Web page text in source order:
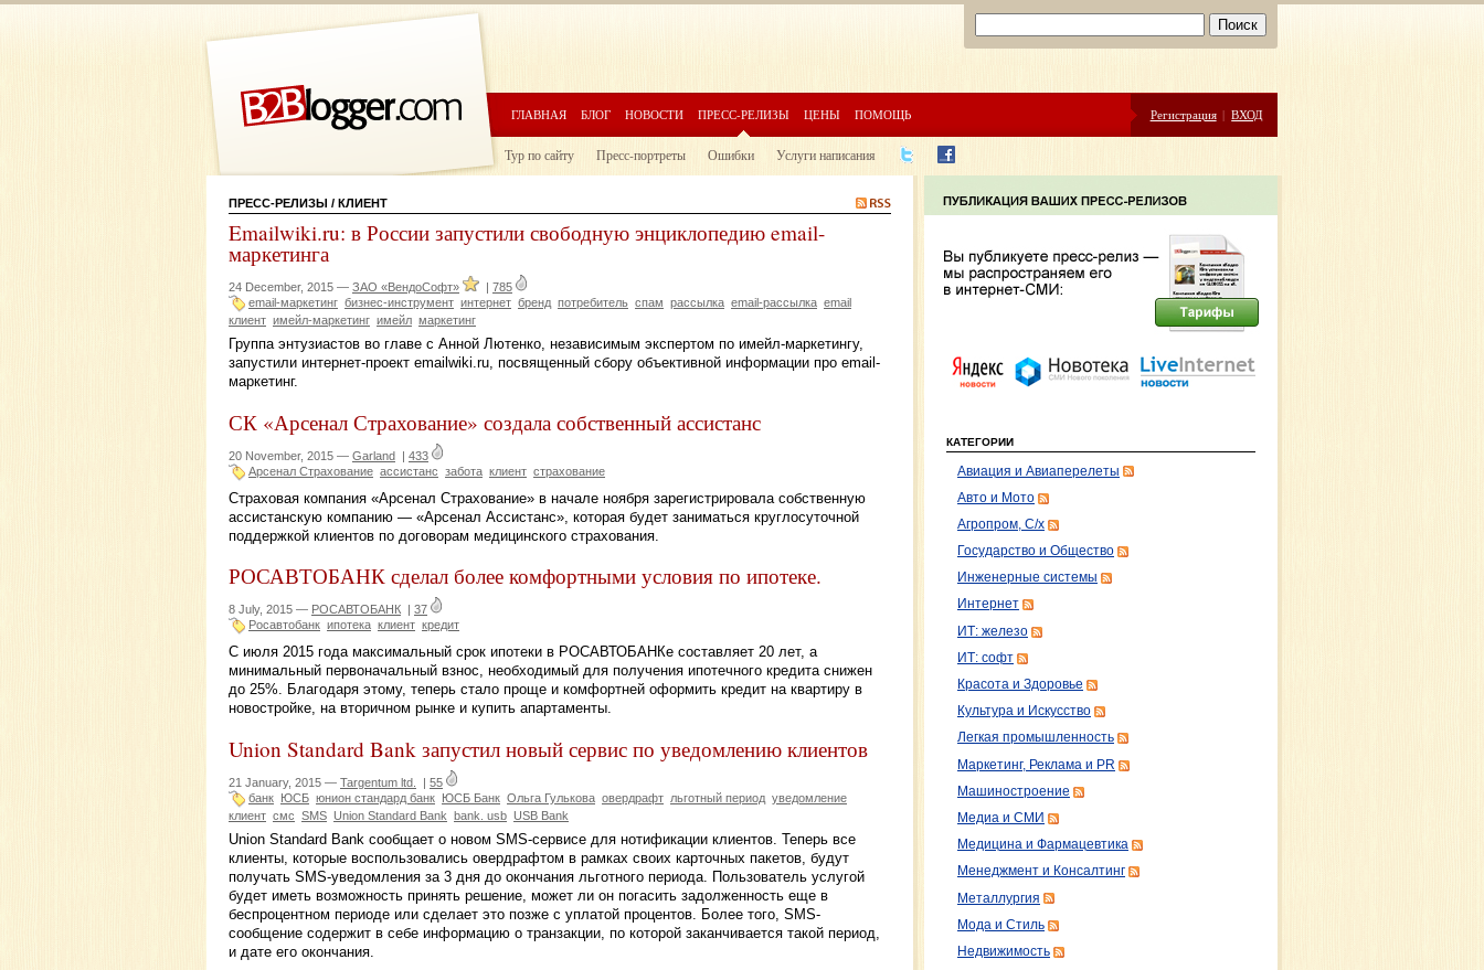
ГЛАВНАЯ БЛОГ НОВОСТИ ПРЕСС-РЕЛИЗЫ ЦЕНЫ ПОМОЩЬ Регистрация | ВХОД
Тур по сайту Пресс-портреты Ошибки Услуги написания
ПРЕСС-РЕЛИЗЫ / КЛИЕНТ
Emailwiki.ru: в России запустили свободную энциклопедию email-
маркетинга
24 December, 2015 — ЗАО «ВендоСофт» | 785
email-маркетинг бизнес-инструмент интернет бренд потребитель спам рассылка email-рассылка email
клиент имейл-маркетинг имейл маркетинг
Группа энтузиастов во главе с Анной Лютенко, независимым экспертом по имейл-маркетингу,
запустили интернет-проект emailwiki.ru, посвященный сбору объективной информации про email-
маркетинг.
СК «Арсенал Страхование» создала собственный ассистанс
20 November, 2015 — Garland | 433
Арсенал Страхование ассистанс забота клиент страхование
Страховая компания «Арсенал Страхование» в начале ноября зарегистрировала собственную
ассистанскую компанию — «Арсенал Ассистанс», которая будет заниматься круглосуточной
поддержкой клиентов по договорам медицинского страхования.
РОСАВТОБАНК сделал более комфортными условия по ипотеке.
8 July, 2015 — РОСАВТОБАНК
37
Росавтобанк ипотека клиент кредит
С июля 2015 года максимальный срок ипотеки в РОСАВТОБАНКе составляет 20 лет, а
минимальный первоначальный взнос, необходимый для получения ипотечного кредита снижен
до 25%. Благодаря этому, теперь стало проще и комфортней оформить кредит на квартиру в
новостройке, на вторичном рынке и купить апартаменты.
Union Standard Bank запустил новый сервис по уведомлению клиентов
21 January, 2015 — Targentum ltd. | 55
банк ЮСБ юнион стандард банк ЮСБ Банк Ольга Гулькова овердрафт льготный период уведомление
клиент смс SMS Union Standard Bank bank. usb USB Bank
Union Standard Bank сообщает о новом SMS-сервисе для нотификации клиентов. Теперь все
клиенты, которые воспользовались овердрафтом в рамках своих карточных пакетов, будут
получать SMS-уведомления за 3 дня до окончания льготного периода. Пользователь услугой
будет иметь возможность принять решение, может ли он погасить задолженность еще в
беспроцентном периоде или сделает это позже с уплатой процентов. Более того, SMS-
сообщение содержит в себе информацию о транзакции, по которой заканчивается такой период,
и дате его окончания.
КАТЕГОРИИ
Авиация и Авиаперелеты
Авто и Мото
Агропром, С/х
Государство и Общество
Инженерные системы
Интернет
ИТ: железо
ИТ: софт
Красота и Здоровье
Культура и Искусство
Легкая промышленность
Маркетинг, Реклама и PR
Машиностроение
Медиа и СМИ
Медицина и Фармацевтика
Менеджмент и Консалтинг
Металлургия
Мода и Стиль
Недвижимость